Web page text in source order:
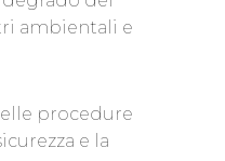
ambientali e
procedure
e la